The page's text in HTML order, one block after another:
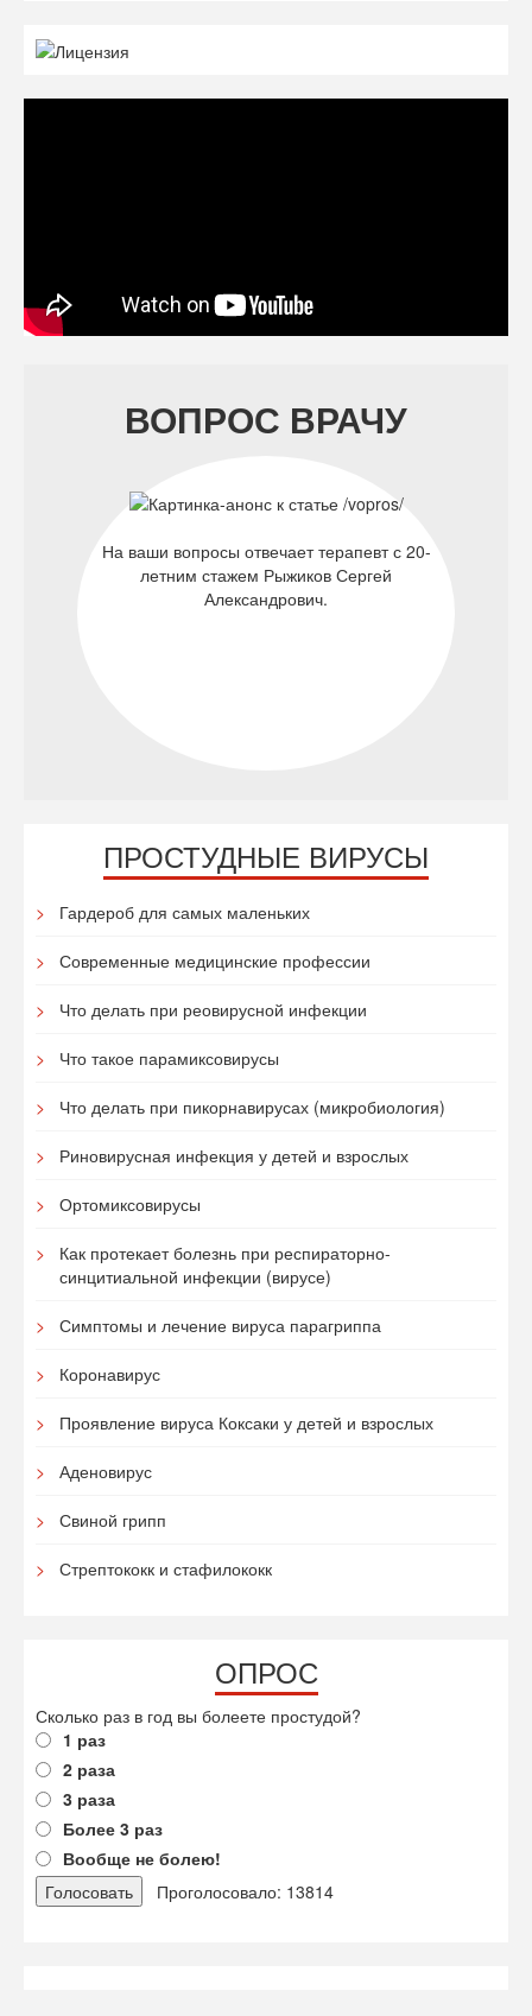
ВОПРОС ВРАЧУ
На ваши вопросы отвечает терапевт с 20-
летним стажем Рыжиков Сергей
Александрович.
ПРОСТУДНЫЕ ВИРУСЫ
Гардероб для самых маленьких
Современные медицинские профессии
Что делать при реовирусной инфекции
Что такое парамиксовирусы
Что делать при пикорнавирусах (микробиология)
Риновирусная инфекция у детей и взрослых
Ортомиксовирусы
Как протекает болезнь при респираторно-
синцитиальной инфекции (вирусе)
Симптомы и лечение вируса парагриппа
Коронавирус
Проявление вируса Коксаки у детей и взрослых
Аденовирус
Свиной грипп
Стрептококк и стафилококк
ОПРОС
Сколько раз в год вы болеете простудой?
1 раз
2 раза
3 раза
Более 3 раз
Вообще не болею!
Проголосовало: 13814